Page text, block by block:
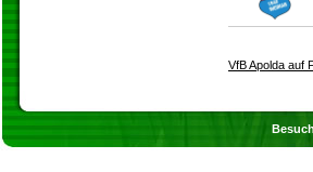
VfB Apolda auf